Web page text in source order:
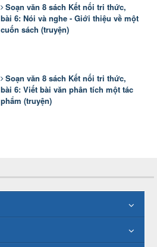
Soạn văn 8 sách Kết nối tri thức,
bài 6: Nói và nghe - Giới thiệu về một
cuốn sách (truyện)
Soạn văn 8 sách Kết nối tri thức,
bài 6: Viết bài văn phân tích một tác
phẩm (truyện)